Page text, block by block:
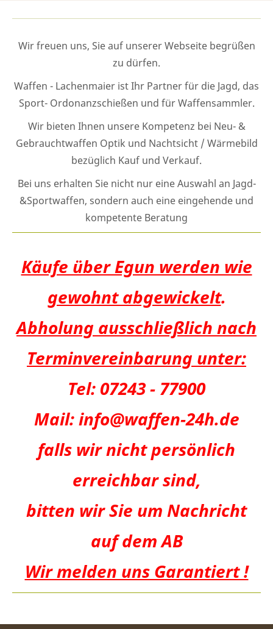
Wir freuen uns, Sie auf unserer Webseite begrüßen
zu dürfen.
Waffen - Lachenmaier ist Ihr Partner für die Jagd, das
Sport- Ordonanzschießen und für Waffensammler.
Wir bieten Ihnen unsere Kompetenz bei Neu- &
Gebrauchtwaffen Optik und Nachtsicht / Wärmebild
bezüglich Kauf und Verkauf.
Bei uns erhalten Sie nicht nur eine Auswahl an Jagd-
&Sportwaffen, sondern auch eine eingehende und
kompetente Beratung
Käufe über Egun werden wie
gewohnt abgewickelt.
Abholung ausschließlich nach
Terminvereinbarung unter:
Tel: 07243 - 77900
Mail:info@waffen-24h.de
falls wir nicht persönlich
erreichbar sind,
bitten wir Sie um Nachricht
auf dem AB
Wir melden uns Garantiert !